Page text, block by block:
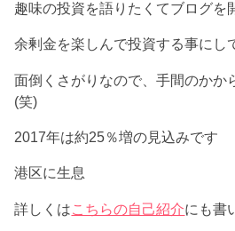
趣味の投資を語りたくてブログ
余剰金を楽しんで投資する事にし
面倒くさがりなので、手間のかか
(笑)
2017年は約25％増の見込みです
港区に生息
詳しくはこちらの自己紹介にも書